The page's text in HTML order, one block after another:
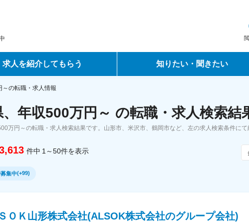
求人を紹介してもらう
ントサービス
サービス
知りたい・聞きたい
データで見る転職
～の転職・求人情報
、年収500万円～ の転職・求人検索結
万円～の転職・求人検索結果です。山形市、米沢市、鶴岡市など、左の求人検索条件にて
件中 1～50件を表示
集中(+99)
ＯＫ山形株式会社(ALSOK株式会社のグループ会社)